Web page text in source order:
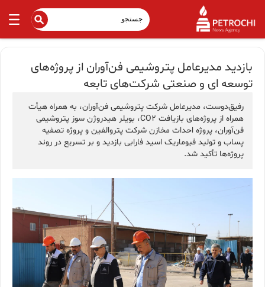
بازدید مدیرعامل پتروشیمی فن‌آوران از پروژه‌های
توسعه ای و صنعتی شرکت‌های تابعه
رفیق‌دوست، مدیرعامل شرکت پتروشیمی فن‌آوران، به همراه هیأت
همراه از پروژه‌های بازیافت CO2، بویلر هیدروژن سوز پتروشیمی‌
فن‌آوران، پروژه احداث مخازن شرکت پتروالفین و پروژه تصفیه
پساب و تولید فیوماریک اسید فارابی بازدید و بر تسریع در روند
پروژه‌ها تأکید شد.